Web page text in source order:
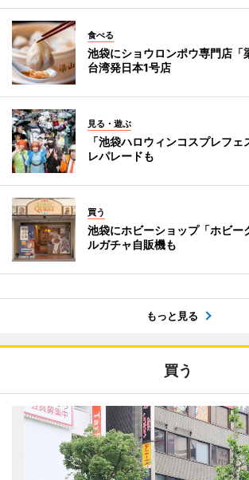
食べる
池袋にショウロンポウ専門店
台湾発日本1号店
見る・遊ぶ
「池袋ハロウィンコスプレフ
レパレードも
買う
池袋にホビーショップ「ホビ
ルガチャ自販機も
もっと見る
買う